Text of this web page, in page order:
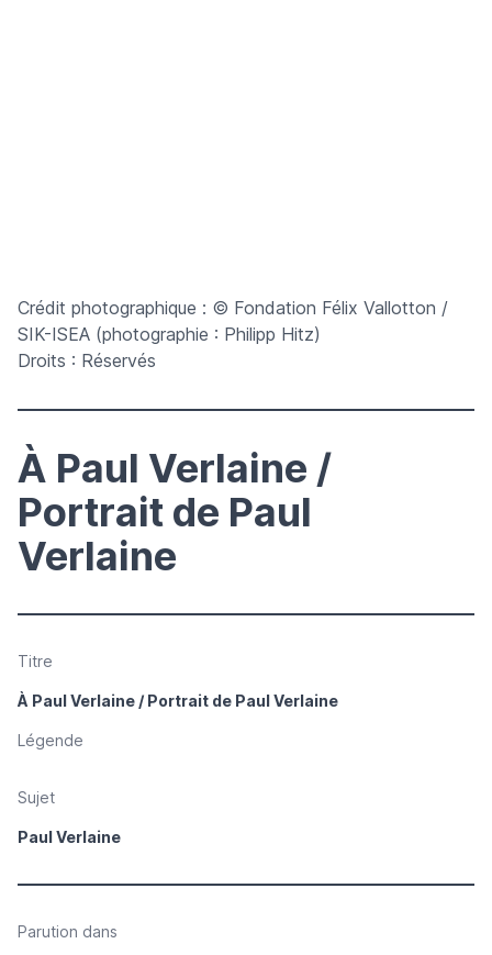
Crédit photographique : © Fondation Félix Vallotton /
SIK-ISEA (photographie : Philipp Hitz)
Droits : Réservés
À Paul Verlaine /
Portrait de Paul
Verlaine
Titre
À Paul Verlaine / Portrait de Paul Verlaine
Légende
Sujet
Paul Verlaine
Parution dans